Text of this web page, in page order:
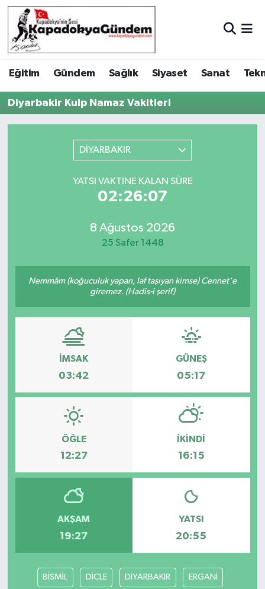
Eğitim Gündem Sağlık Siyaset Sanat
Diyarbakir Kulp Namaz Vakitleri
DİYARBAKIR
YATSI VAKTINE KALAN SÜRE
02:26:07
8 Ağustos 2026
25 Safer 1448
Nemmâm (koğuculuk yapan, laf taşıyan kimse) Cennet'e
giremez. (Hadis-i şerif)
İMSAK
03:42
GÜNEŞ
05:17
ÖĞLE
12:27
İKINDI
16:15
AKŞAM
19:27
YATSI
20:55
BİSMİL DİCLE DİYARBAKIR ERGANİ
Hava Durumu
Trafik Durumu
Süper Lig Puan Durumu ve Fikstür